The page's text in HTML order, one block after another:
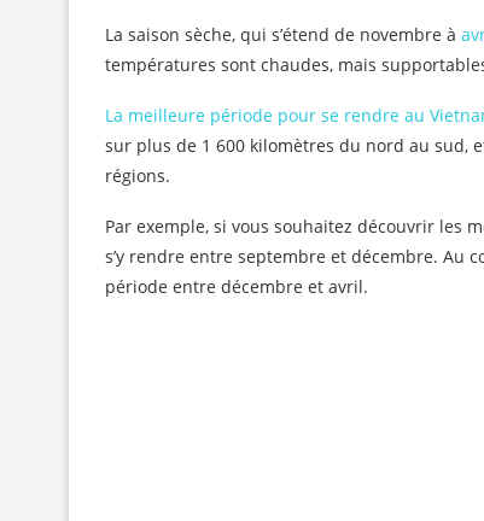
La saison sèche, qui s’étend de novembre à
températures sont chaudes, mais
La meilleure période pour se rendre au
sur plus de 1 600 kilomètres du nord au sud,
régions.
Par exemple, si vous souhaitez découvrir les
s’y rendre entre septembre et décembre. Au
période entre décembre et avril.